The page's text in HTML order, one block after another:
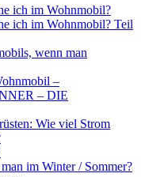
ich im Wohnmobil?
ich im Wohnmobil? Teil
wenn man
–
– DIE
Wie viel Strom
im Winter / Sommer?